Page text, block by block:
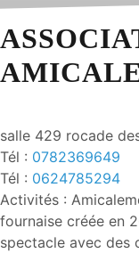
salle 429 rocade
Tél : 0782369649
Tél : 0624785294
Activités :
fournaise créée en
spectacle avec des